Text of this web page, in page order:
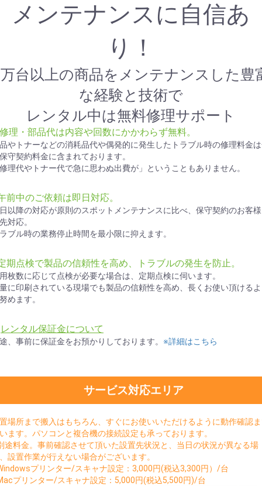
メンテナンスに自信あ
り！
台以上の商品をメンテナンスした豊
な経験と技術で
レンタル中は無料修理サポート
理・部品代は内容や回数にかかわらず無料。
やトナーなどの消耗品代や偶発的に発生したトラブル時の修理料金
守契約料金に含まれております。
理代やトナー代で急に思わぬ出費が」ということもありません。
前中のご依頼は即日対応。
以降の対応が原則のスポットメンテナンスに比べ、保守契約のお客
対応。
ブル時の業務停止時間を最小限に抑えます。
期点検で製品の信頼性を高め、トラブルの発生を防止。
枚数に応じて点検が必要な場合は、定期点検に伺います。
に印刷されている現場でも製品の信頼性を高め、長くお使い頂ける
めます。
レンタル保証金について
、事前に保証金をお預かりしております。 ※詳細はこちら
サービス対応エリア
場所まで搬入はもちろん、すぐにお使いいただけるように動作確認
ます。パソコンと複合機の接続設定も承っております。
途料金。事前確認させて頂いた設置先状況と、当日の状況が異なる場
設置作業が行えない場合がございます。
プリンター/スキャナ設定：3,000円(税込3,300円）/台
プリンター/スキャナ設定：5,000円(税込5,500円)/台